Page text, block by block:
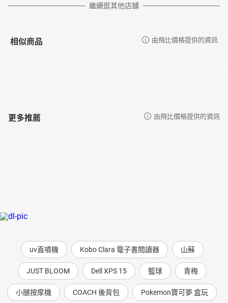
全自動日曆（至 2099 年）
使用活動功能（心率）：最高約 35 小時 在關閉心率測量的監
震動提示
血氧濃度測量功能並非用於診斷特定疾病的醫
療裝置。僅供一般健康維護之用。
其他
保固:公司貨一年保固
繼續逛其他店舖
相似商品 由飛比價格提供的資訊
更多推薦 由飛比價格提供的資訊
uv直噴機 Kobo Clara 電子書閱讀器 山蘇
JUST BLOOM Dell XPS 15 籃球 青梅
小腿按摩機 COACH 後背包 Pokemon寶可夢 盒玩